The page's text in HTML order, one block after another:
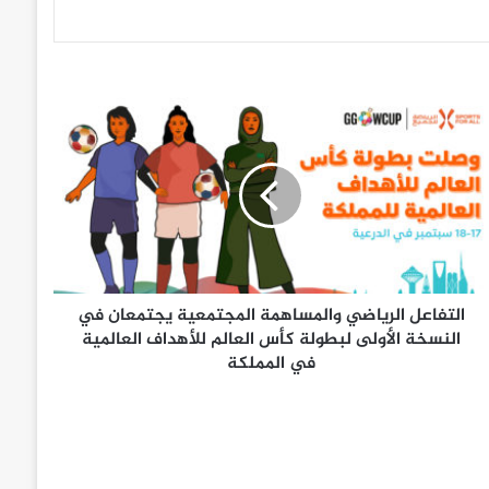
التفاعل الرياضي والمساهمة المجتمعية يجتمعان في
النسخة الأولى لبطولة كأس العالم للأهداف العالمية
في المملكة